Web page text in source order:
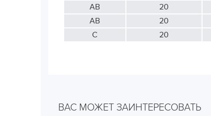
АВ
20
АВ
20
С
20
ВАС МОЖЕТ ЗАИНТЕРЕСОВАТЬ